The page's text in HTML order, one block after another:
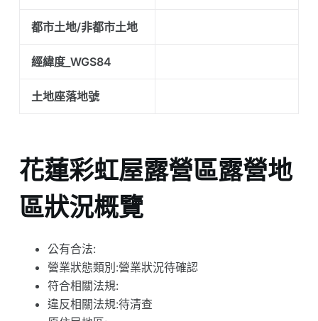
都市土地/非都市土地
經緯度_WGS84
土地座落地號
花蓮彩虹屋露營區露營地
區狀況概覽
公有合法:
營業狀態類別:營業狀況待確認
符合相關法規:
違反相關法規:待清查